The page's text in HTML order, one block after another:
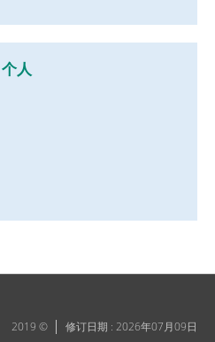
个人
2019 © 修订日期 : 2026年07月09日